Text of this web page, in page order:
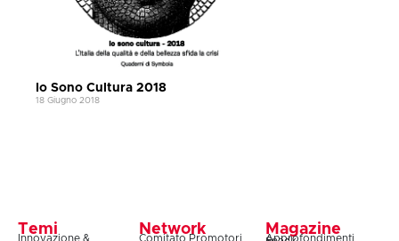
Io Sono Cultura 2018
18 Giugno 2018
Temi
Innovazione &
Network
Comitato Promotori
Magazine
Approfondimenti